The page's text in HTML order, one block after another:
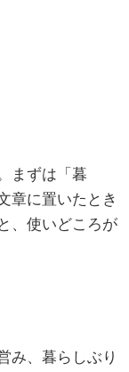
まずは「暮
章に置いたとき
、使いどころが
み、暮らしぶり